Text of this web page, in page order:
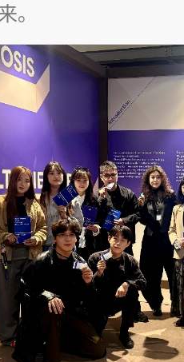
。